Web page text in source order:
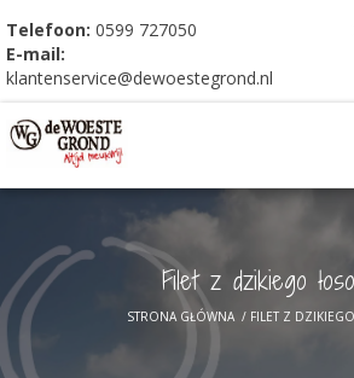
Telefoon: 0599 727050
E-mail:
klantenservice@dewoestegrond.nl
Filet z dzikiego
STRONA GŁÓWNA / FILET Z